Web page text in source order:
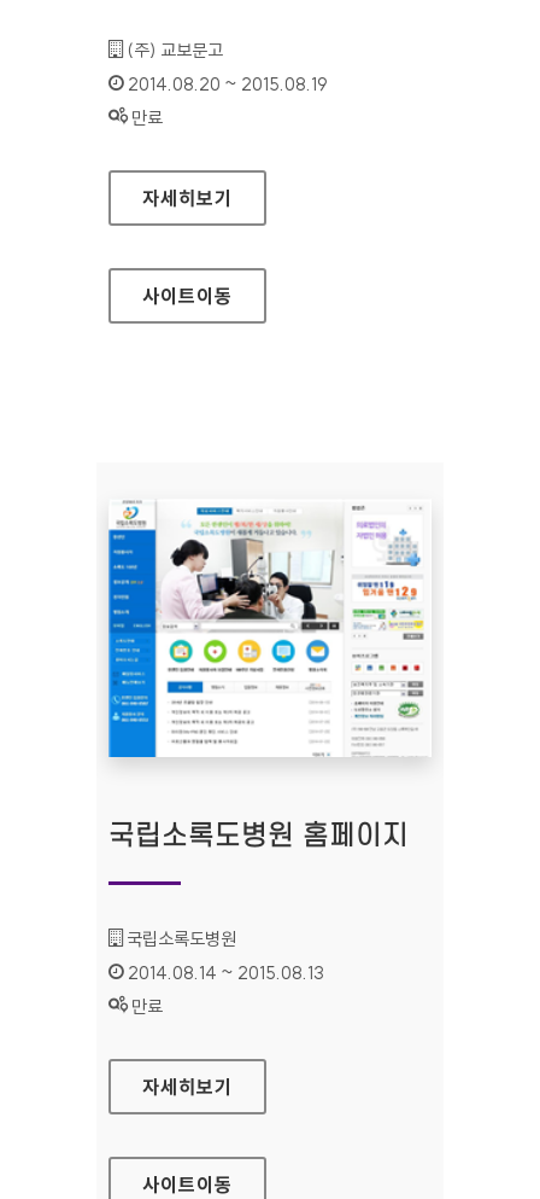
기관명 :
(주) 교보문고
인증기간 :
2014.08.20 ~ 2015.08.19
상태 :
만료
교보문고 전자도서관 홈페이지
자세히보기
사이트이동
국립소록도병원 홈페이지
기관명 :
국립소록도병원
인증기간 :
2014.08.14 ~ 2015.08.13
상태 :
만료
국립소록도병원 홈페이지
자세히보기
사이트이동